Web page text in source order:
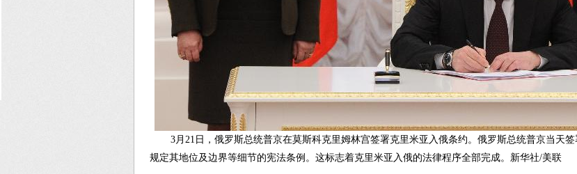
3月21日，俄罗斯总统普京在莫斯科克里姆林宫签署克里米亚入俄条约。俄罗斯总统普京当天
规定其地位及边界等细节的宪法条例。这标志着克里米亚入俄的法律程序全部完成。新华社/美联